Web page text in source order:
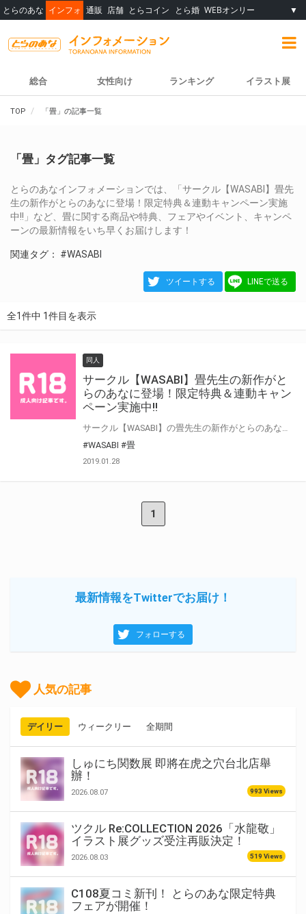
とらのあな インフォ 通販 店舗 とらコイン とら婚 WEBオンリー ▼
総合 女性向け ランキング イラスト展
TOP 「畳」の記事一覧
「畳」タグ記事一覧
とらのあなインフォメーションでは、「サークル【WASABI】畳先
生の新作がとらのあなに登場！限定特典＆連動キャンペーン実施
中!!」など、畳に関する商品や特典、フェアやイベント、キャンペ
ーンの最新情報をいち早くお届けします！
関連タグ： #WASABI
ツイートする LINEで送る
全1件中 1件目を表示
同人
サークル【WASABI】畳先生の新作がと
らのあなに登場！限定特典＆連動キャン
ペーン実施中!!
#WASABI #畳
2019.01.28
1
最新情報をTwitterでお届け！
フォローする
人気の記事
デイリー ウィークリー 全期間
しゅにち関数展 即將在虎之穴台北店舉
辦！
2026.08.07 993 Views
ツクル Re:COLLECTION 2026「水龍敬」
イラスト展グッズ受注再販決定！
2026.08.03 519 Views
C108夏コミ新刊！ とらのあな限定特典
フェアが開催！